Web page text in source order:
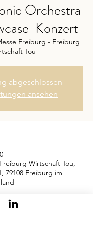
Orchestra
Konzert
Freiburg - Freiburg
Tou
abgeschlossen
ansehen
Wirtschaft Tou,
79108 Freiburg im